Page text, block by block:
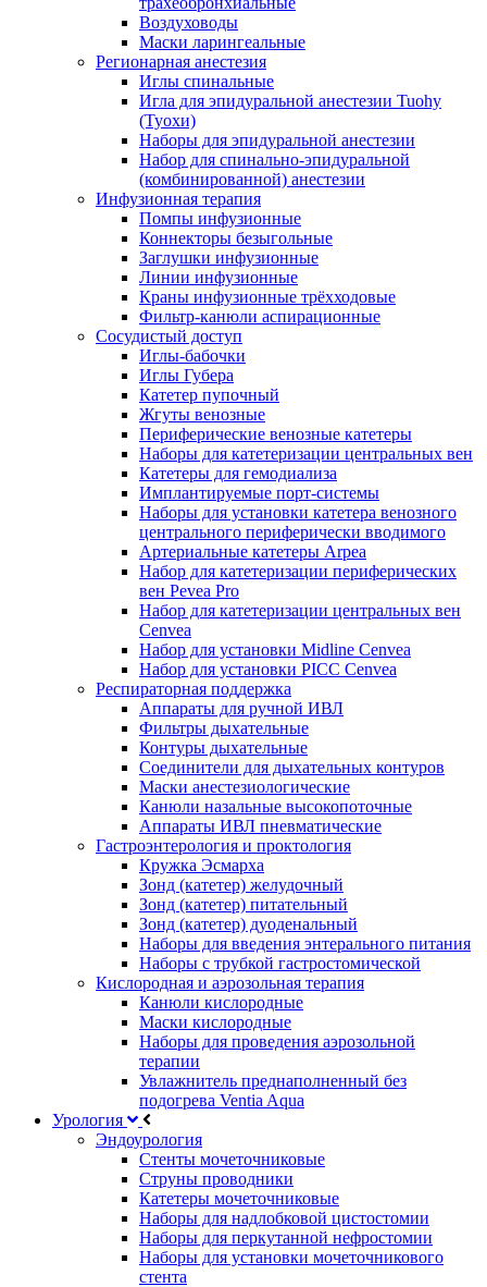
Воздуховоды
Маски ларингеальные
Регионарная анестезия
Иглы спинальные
Игла для эпидуральной анестезии Tuohy
(Туохи)
Наборы для эпидуральной анестезии
Набор для спинально-эпидуральной
(комбинированной) анестезии
Инфузионная терапия
Помпы инфузионные
Коннекторы безыгольные
Заглушки инфузионные
Линии инфузионные
Краны инфузионные трёхходовые
Фильтр-канюли аспирационные
Сосудистый доступ
Иглы-бабочки
Иглы Губера
Катетер пупочный
Жгуты венозные
Периферические венозные катетеры
Наборы для катетеризации центральных вен
Катетеры для гемодиализа
Имплантируемые порт‑системы
Наборы для установки катетера венозного
центрального периферически вводимого
Артериальные катетеры Arpea
Набор для катетеризации периферических
вен Pevea Pro
Набор для катетеризации центральных вен
Cenvea
Набор для установки Midline Cenvea
Набор для установки PICC Cenvea
Респираторная поддержка
Аппараты для ручной ИВЛ
Фильтры дыхательные
Контуры дыхательные
Соединители для дыхательных контуров
Маски анестезиологические
Канюли назальные высокопоточные
Аппараты ИВЛ пневматические
Гастроэнтерология и проктология
Кружка Эсмарха
Зонд (катетер) желудочный
Зонд (катетер) питательный
Зонд (катетер) дуоденальный
Наборы для введения энтерального питания
Наборы с трубкой гастростомической
Кислородная и аэрозольная терапия
Канюли кислородные
Маски кислородные
Наборы для проведения аэрозольной
терапии
Увлажнитель преднаполненный без
подогрева Ventia Aqua
Урология
Эндоурология
Стенты мочеточниковые
Струны проводники
Катетеры мочеточниковые
Наборы для надлобковой цистостомии
Наборы для перкутанной нефростомии
Наборы для установки мочеточникового
стента